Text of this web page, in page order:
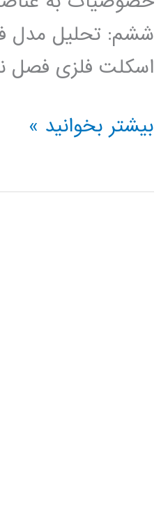
ششم: تحلیل مدل
اسکلت فلزی فصل
فیلم
فارسی
بیشتر بخوانید »